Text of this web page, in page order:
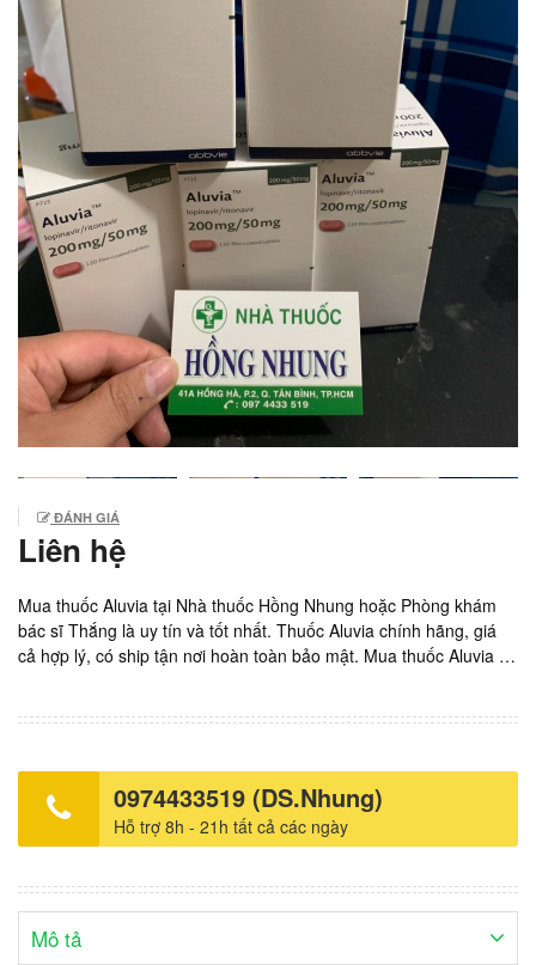
ĐÁNH GIÁ
Liên hệ
Mua thuốc Aluvia tại Nhà thuốc Hồng Nhung hoặc Phòng khám
bác sĩ Thắng là uy tín và tốt nhất. Thuốc Aluvia chính hãng, giá
cả hợp lý, có ship tận nơi hoàn toàn bảo mật. Mua thuốc Aluvia tại
0974433519 (DS.Nhung)
Hỗ trợ 8h - 21h tất cả các ngày
Mô tả